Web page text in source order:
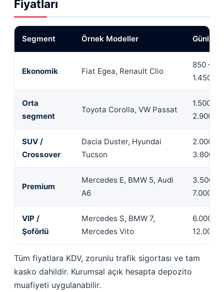
Fiyatları
Segment Örnek Modeller Günlük
Ekonomik Fiat Egea, Renault Clio
850 —
1.450
Orta
segment
Toyota Corolla, VW Passat
1.500 —
2.900
SUV /
Crossover
Dacia Duster, Hyundai
Tucson
2.000 —
3.800
Premium
Mercedes E, BMW 5, Audi
A6
3.500 —
7.000
VIP /
Şoförlü
Mercedes S, BMW 7,
Mercedes Vito
6.000 —
12.000
Tüm fiyatlara KDV, zorunlu trafik sigortası ve tam
kasko dahildir. Kurumsal açık hesapta depozito
muafiyeti uygulanabilir.